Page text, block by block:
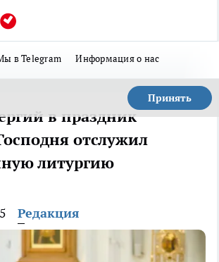
в Telegram Информация о нас
Принять
в праздник
отслужил
литургию
Редакция